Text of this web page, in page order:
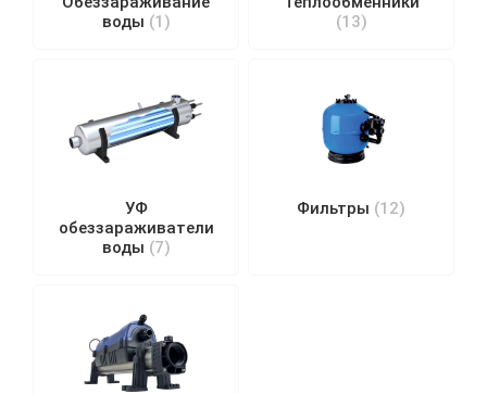
воды (1)
(13)
УФ
обеззараживатели
воды (7)
Фильтры (12)